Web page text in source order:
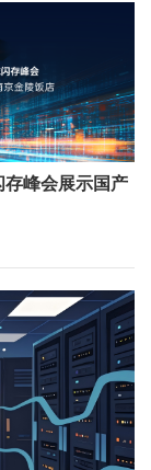
存峰会展示国产